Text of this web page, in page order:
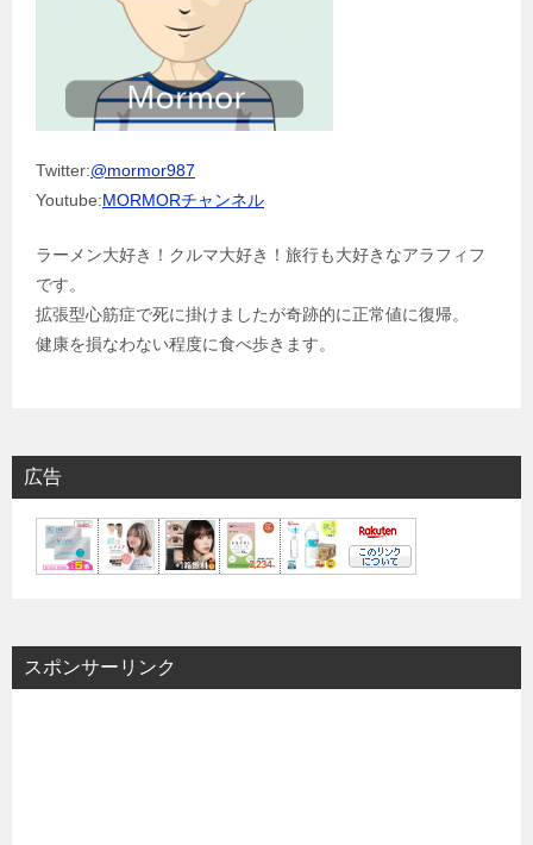
Twitter:@mormor987
Youtube:MORMORチャンネル
ラーメン大好き！クルマ大好き！旅行も大好きなアラフィフ
です。
拡張型心筋症で死に掛けましたが奇跡的に正常値に復帰。
健康を損なわない程度に食べ歩きます。
広告
スポンサーリンク